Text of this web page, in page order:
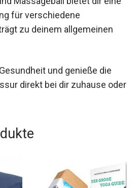
für alle, die eine einfache
suchen, Stress
Gesundheit zu fördern. Die
Kissen und Massageball
Lösung für
und trägt zu deinem
bei.
direkt bei dir zuhause